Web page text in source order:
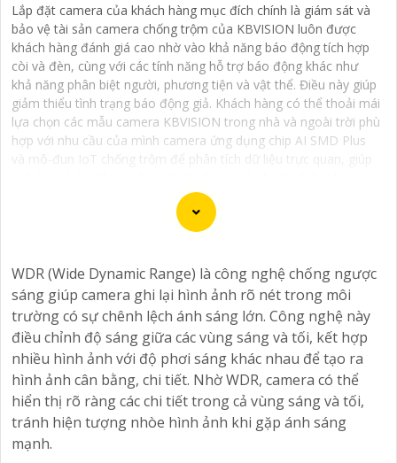
Lắp đặt camera của khách hàng mục đích chính là giám sát và
bảo vệ tài sản camera chống trộm của KBVISION luôn được
khách hàng đánh giá cao nhờ vào khả năng báo động tích hợp
còi và đèn, cùng với các tính năng hỗ trợ báo động khác như
khả năng phân biệt người, phương tiện và vật thể. Điều này giúp
giảm thiểu tình trạng báo động giả. Khách hàng có thể thoải mái
lựa chọn các mẫu camera KBVISION trong nhà và ngoài trời phù
hợp với nhu cầu của mình camera ứng dụng chip AI SMD Plus
và mô-đun IoT chống trộm để phân tích dữ liệu trực quan, giúp
Một số dòng camera KBVISION chống trộm cao cấp còn được
trang bị loa và đèn nháy sáng mang tính răn đe hiệu quả.
Camera KBVISION chống trộm với chất lượng hình ảnh sắc nét,
Chào bạn, dưới đây là một số câu giới thiệu cho việc
mua Camera Kbvision với chiết khấu cao và giải pháp
phù hợp trong ngữ cảnh của một đại lý công nghệ:
🛃1:"Chào anh/chị! Bạn đang tìm kiếm Camera Kbvision
với chiết khấu hấp dẫn? Hãy đến với chúng tôi để nhận
ưu đãi đặc biệt và được tư vấn về giải pháp chính xác
WDR (Wide Dynamic Range) là công nghệ chống ngược
sáng giúp camera ghi lại hình ảnh rõ nét trong môi
trường có sự chênh lệch ánh sáng lớn. Công nghệ này
điều chỉnh độ sáng giữa các vùng sáng và tối, kết hợp
nhiều hình ảnh với độ phơi sáng khác nhau để tạo ra
hình ảnh cân bằng, chi tiết. Nhờ WDR, camera có thể
hiển thị rõ ràng các chi tiết trong cả vùng sáng và tối,
tránh hiện tượng nhòe hình ảnh khi gặp ánh sáng
mạnh.